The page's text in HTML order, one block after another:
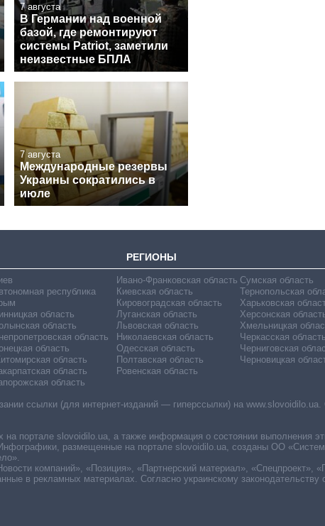
7 августа
В Германии над военной
базой, где ремонтируют
системы Patriot, заметили
неизвестные БПЛА
7 августа
Международные резервы
Украины сократились в
июле
РЕГИОНЫ
республика
область
область
область
область
область
область
область
Ивано-Франковская область
Киевская область
Кировоградская область
Луганская область
Львовская область
Николаевская область
Одесская область
Полтавская область
Ровенская область
Сумская область
Тернопольская
Харьковская
Херсонская
Хмельницкая
Черкасская область
Черниговская
Черновицкая
ссылки (для интернет-изданий — гиперссылки) на www.slovoidilo.ua.
портале slovoidilo.ua, а также информация о состоянии выполнения
размещенные на портале slovoidilo.ua, созданы ОО
компаний», «Позиция», «Партнерский материал», «Спецпроект»,
в рекламных материалах. Согласно украинскому законодательству